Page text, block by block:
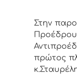
Στην
Προέδρου
πρώτος